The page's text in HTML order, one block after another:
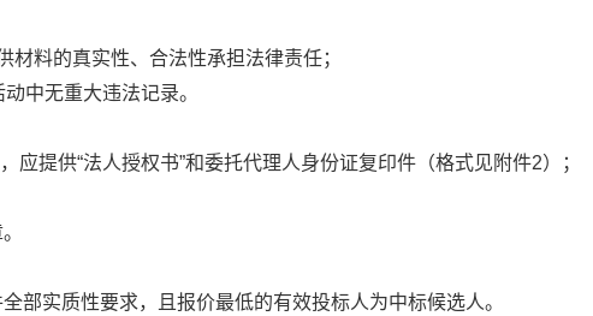
料的真实性、合法性承担法律责任；
中无重大违法记录。
提供“法人授权书”和委托代理人身份证复印件（格式见附件2）；
实质性要求，且报价最低的有效投标人为中标候选人。